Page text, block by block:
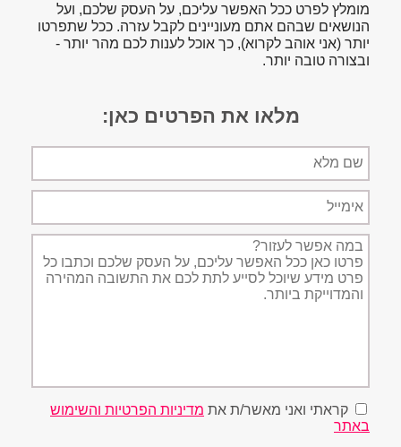
מומלץ לפרט ככל האפשר עליכם, על העסק שלכם, ועל
הנושאים שבהם אתם מעוניינים לקבל עזרה. ככל שתפרטו
יותר (אני אוהב לקרוא), כך אוכל לענות לכם מהר יותר -
ובצורה טובה יותר.
מלאו את הפרטים כאן:
מלא
תיאור
הפניה
קראתי ואני מאשר/ת את מדיניות הפרטיות והשימוש
באתר